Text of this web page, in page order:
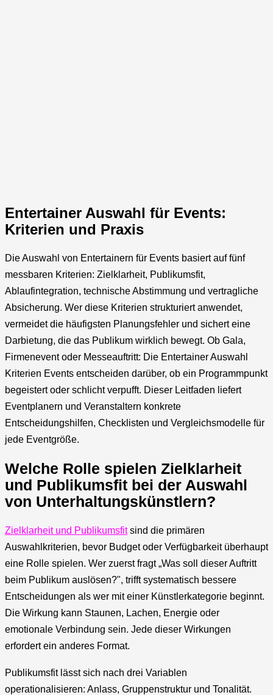
Entertainer Auswahl für Events:
Kriterien und Praxis
Die Auswahl von Entertainern für Events basiert auf fünf
messbaren Kriterien: Zielklarheit, Publikumsfit,
Ablaufintegration, technische Abstimmung und vertragliche
Absicherung. Wer diese Kriterien strukturiert anwendet,
vermeidet die häufigsten Planungsfehler und sichert eine
Darbietung, die das Publikum wirklich bewegt. Ob Gala,
Firmenevent oder Messeauftritt: Die Entertainer Auswahl
Kriterien Events entscheiden darüber, ob ein Programmpunkt
begeistert oder schlicht verpufft. Dieser Leitfaden liefert
Eventplanern und Veranstaltern konkrete
Entscheidungshilfen, Checklisten und Vergleichsmodelle für
jede Eventgröße.
Welche Rolle spielen Zielklarheit
und Publikumsfit bei der Auswahl
von Unterhaltungskünstlern?
Zielklarheit und Publikumsfitsind die primären
Auswahlkriterien, bevor Budget oder Verfügbarkeit überhaupt
eine Rolle spielen. Wer zuerst fragt „Was soll dieser Auftritt
beim Publikum auslösen?", trifft systematisch bessere
Entscheidungen als wer mit einer Künstlerkategorie beginnt.
Die Wirkung kann Staunen, Lachen, Energie oder
emotionale Verbindung sein. Jede dieser Wirkungen
erfordert ein anderes Format.
Publikumsfit lässt sich nach drei Variablen
operationalisieren: Anlass, Gruppenstruktur und Tonalität.